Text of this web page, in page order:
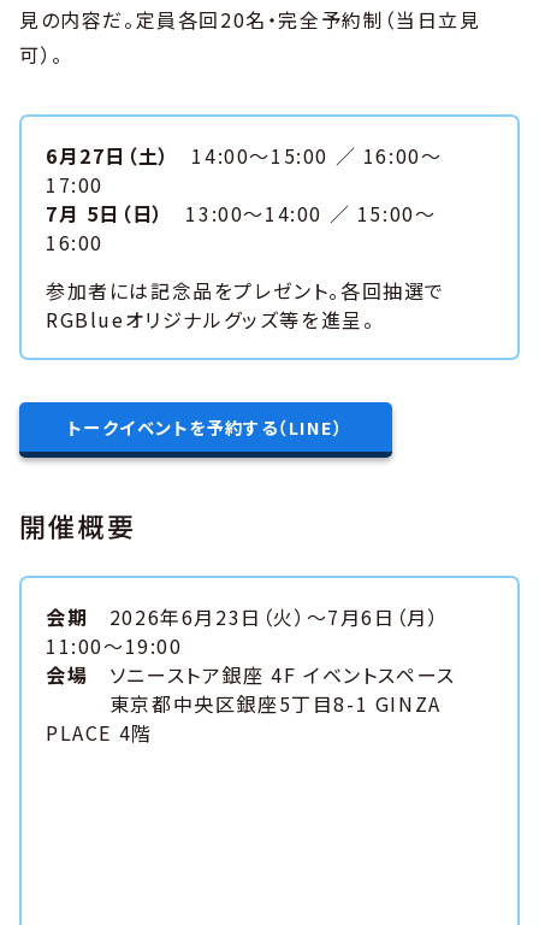
見の内容だ。定員各回20名・完全予約制（当日立見
可）。
6月27日（土）
14:00〜15:00 ／ 16:00〜
17:00
7月 5日（日）
13:00〜14:00 ／ 15:00〜
16:00
参加者には記念品をプレゼント。各回抽選で
RGBlueオリジナルグッズ等を進呈。
トークイベントを予約する（LINE）
開催概要
会期 2026年6月23日（火）〜7月6日（月）
11:00〜19:00
会場 ソニーストア銀座 4F イベントスペース
東京都中央区銀座5丁目8-1 GINZA
PLACE 4階